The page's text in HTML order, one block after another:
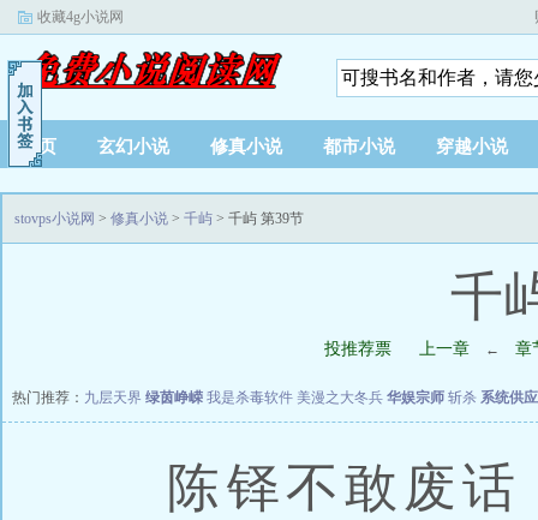
收藏4g小说网
首页 玄幻小说 修真小说 都市小说 穿越小说
stovps小说网 > 修真小说 > 千屿 > 千屿 第39节
千
投推荐票 上一章 ← 章
热门推荐： 九层天界 绿茵峥嵘 我是杀毒软件 美漫之大冬兵 华娱宗师 斩杀 系统供
陈铎不敢废话